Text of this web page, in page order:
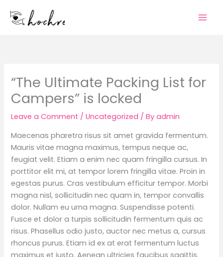
“The Ultimate Packing List for
Campers” is locked
Leave a Comment /Uncategorized / Byadmin
Maecenas pharetra risus sit amet gravida fermentum.
Mauris vitae magna maximus, tempus neque ac,
feugiat velit. Etiam a enim nec quam fringilla cursus. In
porttitor elit mi, at tempor lorem fringilla vitae. Proin in
egestas purus. Cras vestibulum efficitur tempor. Morbi
magna nisl, sollicitudin nec quam in, tempor convallis
dolor. Nullam eu urna magna. Suspendisse potenti.
Fusce et dolor a turpis sollicitudin fermentum quis ac
risus. Phasellus odio justo, auctor nec metus a, cursus
rhoncus purus. Etiam id ex at erat fermentum luctus
maximus et justo. Aenean ultricies faucibus sagittis.